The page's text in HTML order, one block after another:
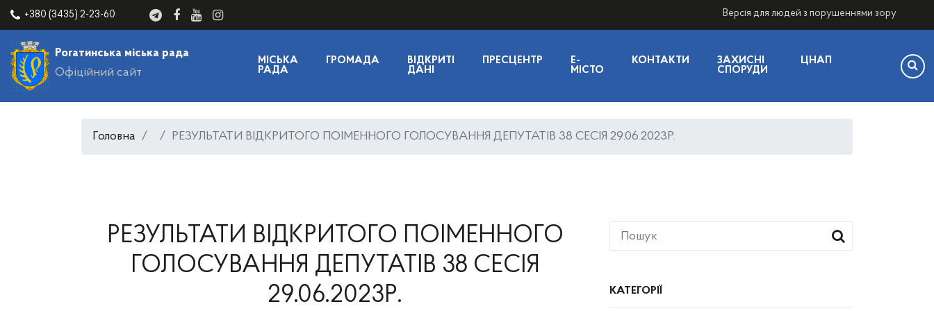
+380 (3435) 2-23-60 Версія для людей з порушеннями зору
Рогатинська міська рада
Офіційний сайт
МІСЬКА
РАДА
ГРОМАДА
ВІДКРИТІ
ДАНІ
ПРЕСЦЕНТР
E-
МІСТО
КОНТАКТИ
ЗАХИСНІ
СПОРУДИ
ЦНАП
Головна РЕЗУЛЬТАТИ ВІДКРИТОГО ПОІМЕННОГО ГОЛОСУВАННЯ ДЕПУТАТІВ 38 СЕСІЯ 29.06.2023Р.
КАТЕГОРІЇ
РЕЗУЛЬТАТИ ВІДКРИТОГО ПОІМЕННОГО
ГОЛОСУВАННЯ ДЕПУТАТІВ 38 СЕСІЯ
29.06.2023Р.